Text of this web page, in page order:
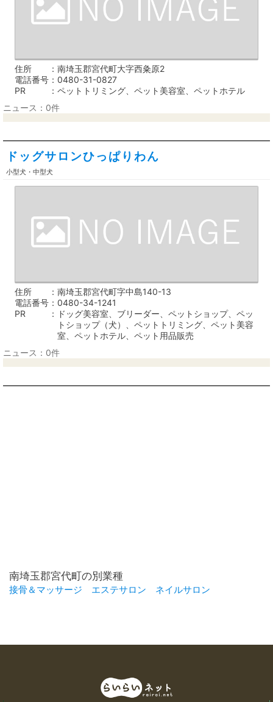
住所
南埼玉郡宮代町大字西粂原2
電話番号
0480-31-0827
PR
ペットトリミング、ペット美容室、ペットホテル
ニュース：0件
ドッグサロンひっぱりわん
小型犬・中型犬
住所
南埼玉郡宮代町字中島140-13
電話番号
0480-34-1241
PR
ドッグ美容室、ブリーダー、ペットショップ、ペッ
トショップ（犬）、ペットトリミング、ペット美容
室、ペットホテル、ペット用品販売
ニュース：0件
南埼玉郡宮代町の別業種
接骨＆マッサージ エステサロン ネイルサロン